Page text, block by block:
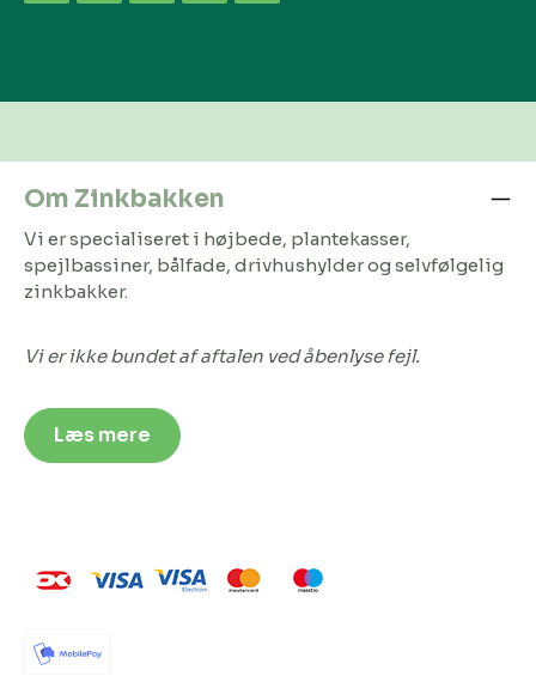
Om Zinkbakken
Vi er specialiseret i højbede, plantekasser,
spejlbassiner, bålfade, drivhushylder og selvfølgelig
zinkbakker.
Vi er ikke bundet af aftalen ved åbenlyse fejl.
Læs mere